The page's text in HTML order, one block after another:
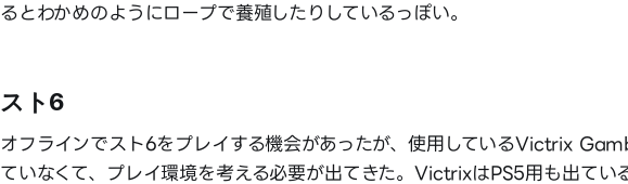
るとわかめのようにロープで養殖したりしているっぽい。
スト6
オフラインでスト6をプレイする機会があったが、使用しているVictrix
ていなくて、プレイ環境を考える必要が出てきた。VictrixはPS5用も出てい